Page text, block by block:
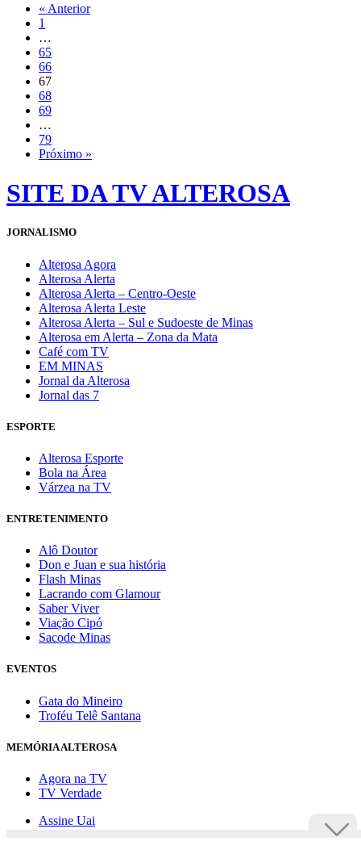
« Anterior
1
…
65
66
67
68
69
…
79
Próximo »
SITE DA TV ALTEROSA
JORNALISMO
Alterosa Agora
Alterosa Alerta
Alterosa Alerta – Centro-Oeste
Alterosa Alerta Leste
Alterosa Alerta – Sul e Sudoeste de Minas
Alterosa em Alerta – Zona da Mata
Café com TV
EM MINAS
Jornal da Alterosa
Jornal das 7
ESPORTE
Alterosa Esporte
Bola na Área
Várzea na TV
ENTRETENIMENTO
Alô Doutor
Don e Juan e sua história
Flash Minas
Lacrando com Glamour
Saber Viver
Viação Cipó
Sacode Minas
EVENTOS
Gata do Mineiro
Troféu Telê Santana
MEMÓRIA ALTEROSA
Agora na TV
TV Verdade
Assine Uai